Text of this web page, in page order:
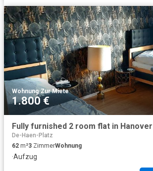
Wohnung·Zur Miete
1.800 €
De-Haen-Platz
62 m²3 ZimmerWohnung
·Aufzug